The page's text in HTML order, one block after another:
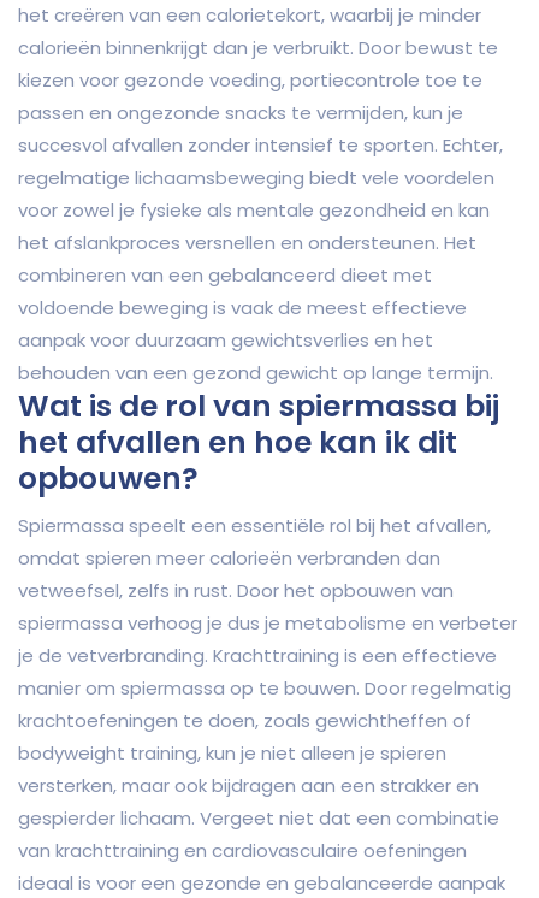
het creëren van een calorietekort, waarbij je minder
calorieën binnenkrijgt dan je verbruikt. Door bewust te
kiezen voor gezonde voeding, portiecontrole toe te
passen en ongezonde snacks te vermijden, kun je
succesvol afvallen zonder intensief te sporten. Echter,
regelmatige lichaamsbeweging biedt vele voordelen
voor zowel je fysieke als mentale gezondheid en kan
het afslankproces versnellen en ondersteunen. Het
combineren van een gebalanceerd dieet met
voldoende beweging is vaak de meest effectieve
aanpak voor duurzaam gewichtsverlies en het
behouden van een gezond gewicht op lange termijn.
Wat is de rol van spiermassa bij
het afvallen en hoe kan ik dit
opbouwen?
Spiermassa speelt een essentiële rol bij het afvallen,
omdat spieren meer calorieën verbranden dan
vetweefsel, zelfs in rust. Door het opbouwen van
spiermassa verhoog je dus je metabolisme en verbeter
je de vetverbranding. Krachttraining is een effectieve
manier om spiermassa op te bouwen. Door regelmatig
krachtoefeningen te doen, zoals gewichtheffen of
bodyweight training, kun je niet alleen je spieren
versterken, maar ook bijdragen aan een strakker en
gespierder lichaam. Vergeet niet dat een combinatie
van krachttraining en cardiovasculaire oefeningen
ideaal is voor een gezonde en gebalanceerde aanpak